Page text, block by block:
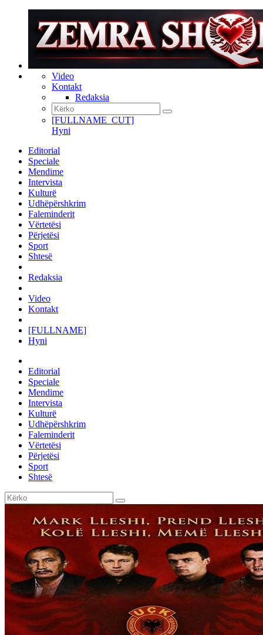
Video
Kontakt
Redaksia
[FULLNAME_CUT]
Hyni
Editorial
Speciale
Mendime
Intervista
Kulturë
Udhëpërshkrim
Faleminderit
Vërtetësi
Përjetësi
Sport
Shtesë
Redaksia
Video
Kontakt
[FULLNAME]
Hyni
Editorial
Speciale
Mendime
Intervista
Kulturë
Udhëpërshkrim
Faleminderit
Vërtetësi
Përjetësi
Sport
Shtesë